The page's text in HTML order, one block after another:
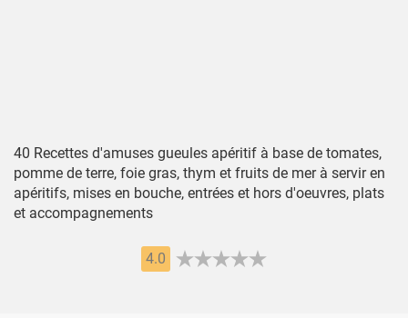
40 Recettes d'amuses gueules apéritif à base de tomates,
pomme de terre, foie gras, thym et fruits de mer à servir en
apéritifs, mises en bouche, entrées et hors d'oeuvres, plats
et accompagnements
4.0